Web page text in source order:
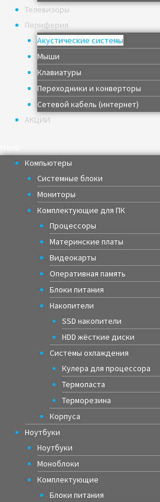
Телевизоры
Периферия
Акустические системы
Мыши
Клавиатуры
Переходники и конверторы
Сетевой кабель (интернет)
АКЦИИ
Компьютеры
Системные блоки
Мониторы
Комплектующие для ПК
Процессоры
Материнские платы
Видеокарты
Оперативная память
Блоки питания
Накопители
SSD накопители
HDD жёсткие диски
Системы охлаждения
Кулера для процессора
Термопаста
Терморезина
Корпуса
Ноутбуки
Ноутбуки
Моноблоки
Комплектующие
Блоки питания